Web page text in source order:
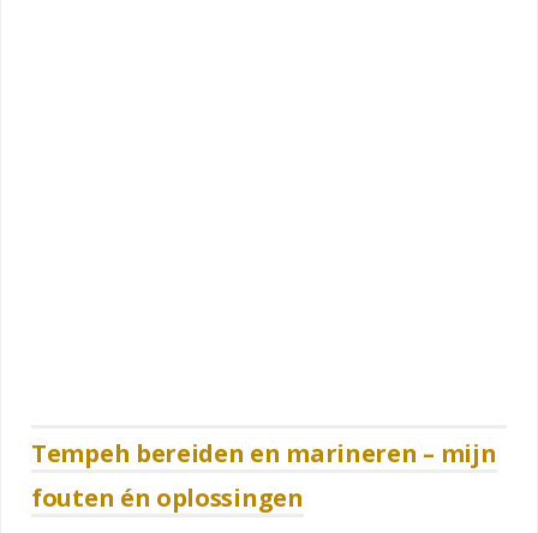
Tempeh bereiden en marineren – mijn
fouten én oplossingen